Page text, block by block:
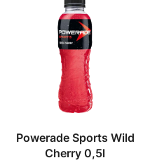
Powerade Sports Wild
Cherry 0,5l